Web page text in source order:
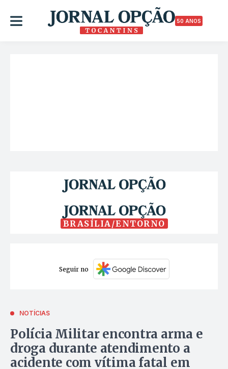
50 ANOS
BRASÍLIA/ENTORNO
Seguir no
NOTÍCIAS
Polícia Militar encontra arma e
droga durante atendimento a
acidente com vítima fatal em